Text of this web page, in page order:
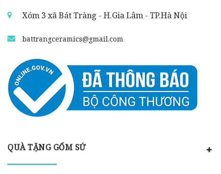
Xóm 3 xã Bát Tràng - H.Gia Lâm - TP.Hà Nội
battrangceramics@gmail.com
QUÀ TẶNG GỐM SỨ